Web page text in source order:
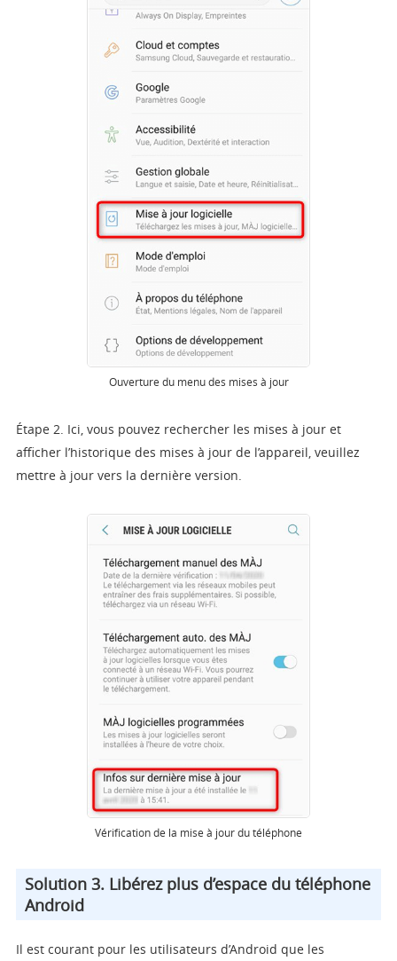
Ouverture du menu des mises à jour
Étape 2. Ici, vous pouvez rechercher les mises à jour et
afficher l’historique des mises à jour de l’appareil, veuillez
mettre à jour vers la dernière version.
Vérification de la mise à jour du téléphone
Solution 3. Libérez plus d’espace du téléphone
Android
Il est courant pour les utilisateurs d’Android que les